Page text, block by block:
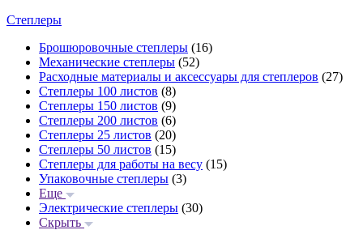
Степлеры
Брошюровочные степлеры (16)
Механические степлеры (52)
Расходные материалы и аксессуары для степлеров (27)
Степлеры 100 листов (8)
Степлеры 150 листов (9)
Степлеры 200 листов (6)
Степлеры 25 листов (20)
Степлеры 50 листов (15)
Степлеры для работы на весу (15)
Упаковочные степлеры (3)
Еще
Электрические степлеры (30)
Скрыть